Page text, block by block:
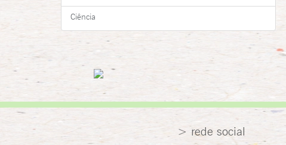
Ciência
> rede social